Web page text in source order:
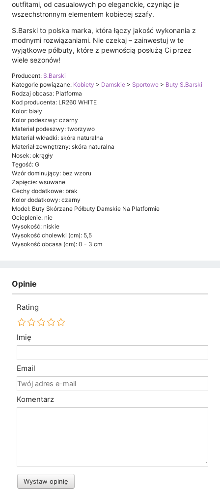
outfitami, od casualowych po eleganckie, czyniąc je
wszechstronnym elementem kobiecej szafy.
S.Barski to polska marka, która łączy jakość wykonania z
modnymi rozwiązaniami. Nie czekaj – zainwestuj w te
wyjątkowe półbuty, które z pewnością posłużą Ci przez
wiele sezonów!
Producent: S.Barski
Kategorie powiązane: Kobiety > Damskie > Sportowe > Buty S.Barski
Rodzaj obcasa: Platforma
Kod producenta: LR260 WHITE
Kolor: biały
Kolor podeszwy: czarny
Materiał podeszwy: tworzywo
Materiał wkładki: skóra naturalna
Materiał zewnętrzny: skóra naturalna
Nosek: okrągły
Tęgość: G
Wzór dominujący: bez wzoru
Zapięcie: wsuwane
Cechy dodatkowe: brak
Kolor dodatkowy: czarny
Model: Buty Skórzane Półbuty Damskie Na Platformie
Ocieplenie: nie
Wysokość: niskie
Wysokość cholewki (cm): 5,5
Wysokość obcasa (cm): 0 - 3 cm
Opinie
Rating
Imię
Email
Komentarz
Wystaw opinię